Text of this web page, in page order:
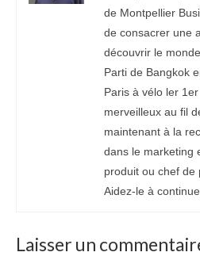
de Montpellier
de consacrer une
découvrir le
Parti de Bangkok
Paris à vélo ler
merveilleux au fil
maintenant à la
dans le marketing
produit ou chef de
Aidez-le à
Laisser un